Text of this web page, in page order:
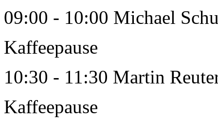
09:00 - 10:00 Michael
Kaffeepause
10:30 - 11:30 Martin
Kaffeepause